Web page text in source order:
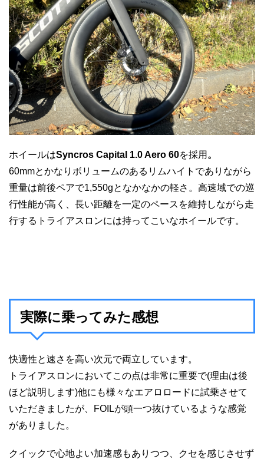
ホイールはSyncros Capital 1.0 Aero 60を採用 。
60mmとかなりボリュームのあるリムハイトでありながら
重量は前後ペアで1,550gとなかなかの軽さ。高速域での巡
行性能が高く、長い距離を一定のペースを維持しながら走
行するトライアスロンには持ってこいなホイールです。
実際に乗ってみた感想
快適性と速さを高い次元で両立しています。
トライアスロンにおいてこの点は非常に重要で(理由は後
ほど説明します)他にも様々なエアロロードに試乗させて
いただきましたが、FOILが頭一つ抜けているような感覚
がありました。
クイックで心地よい加速感もありつつ、クセを感じさせず